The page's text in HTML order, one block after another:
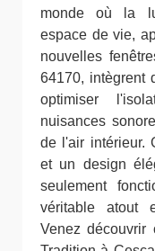
monde où la
espace de vie,
nouvelles
64170, intègrent
optimiser
nuisances
de l'air intérieur.
et un design
seulement
véritable atout
Venez découvrir